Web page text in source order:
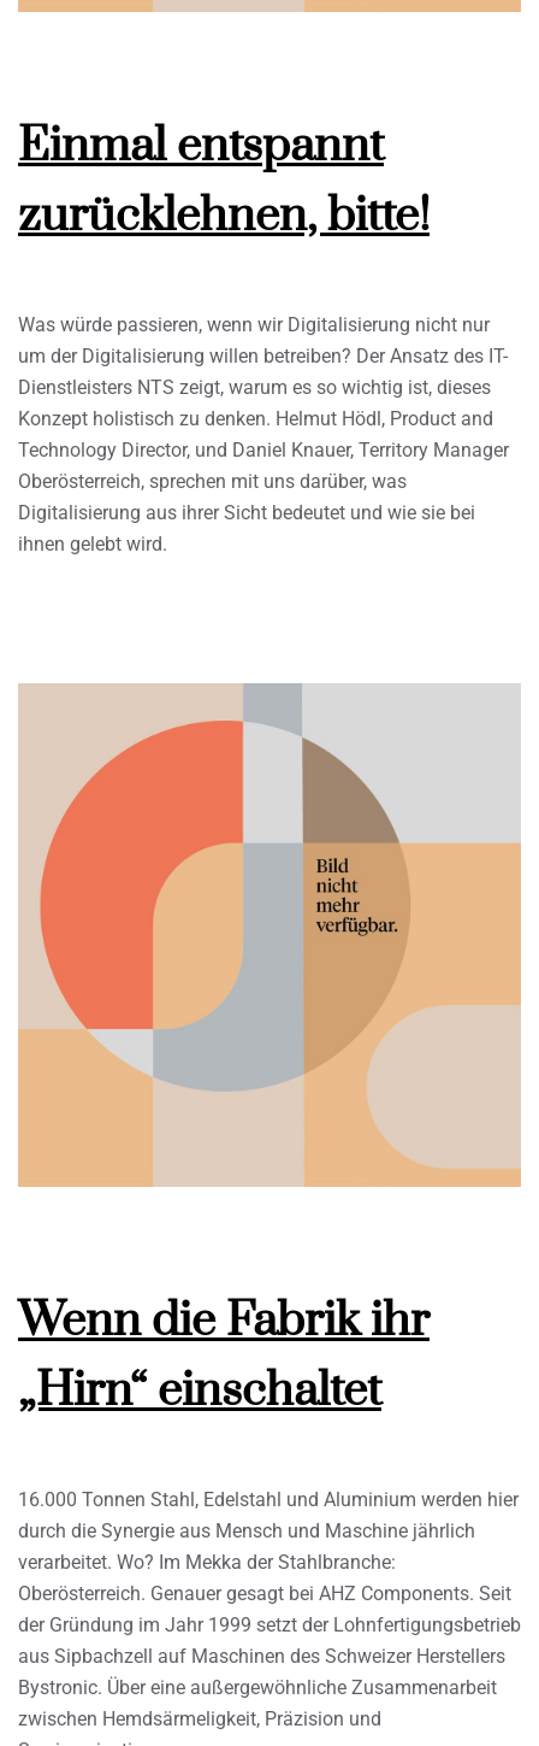
Einmal entspannt
zurücklehnen, bitte!
Was würde passieren, wenn wir Digitalisierung nicht nur
um der Digitalisierung willen betreiben? Der Ansatz des IT-
Dienstleisters NTS zeigt, warum es so wichtig ist, dieses
Konzept holistisch zu denken. Helmut Hödl, Product and
Technology Director, und Daniel Knauer, Territory Manager
Oberösterreich, sprechen mit uns darüber, was
Digitalisierung aus ihrer Sicht bedeutet und wie sie bei
ihnen gelebt wird.
Wenn die Fabrik ihr
„Hirn“ einschaltet
16.000 Tonnen Stahl, Edelstahl und Aluminium werden hier
durch die Synergie aus Mensch und Maschine jährlich
verarbeitet. Wo? Im Mekka der Stahlbranche:
Oberösterreich. Genauer gesagt bei AHZ Components. Seit
der Gründung im Jahr 1999 setzt der Lohnfertigungsbetrieb
aus Sipbachzell auf Maschinen des Schweizer Herstellers
Bystronic. Über eine außergewöhnliche Zusammenarbeit
zwischen Hemdsärmeligkeit, Präzision und